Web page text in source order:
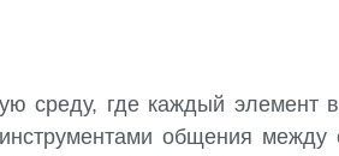
среду, где каждый элемент
общения между